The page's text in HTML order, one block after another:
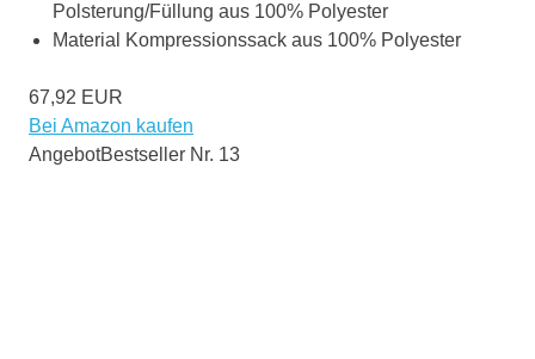
Polsterung/Füllung aus 100% Polyester
Material Kompressionssack aus 100% Polyester
67,92 EUR
Bei Amazon kaufen
AngebotBestseller Nr. 13